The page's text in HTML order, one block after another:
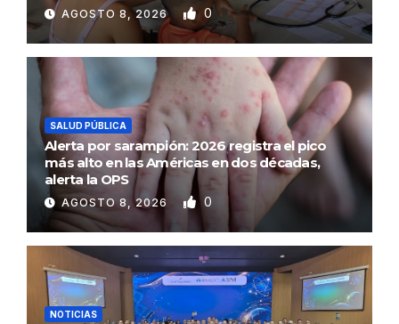
AGOSTO 8, 2026 0
SALUD PÚBLICA
Alerta por sarampión: 2026 registra el pico
más alto en las Américas en dos décadas,
alerta la OPS
AGOSTO 8, 2026 0
NOTICIAS